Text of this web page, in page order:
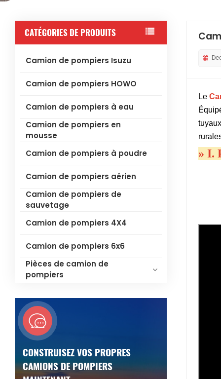
CATÉGORIES DE PRODUITS
Camion de pompiers Isuzu
Camion de pompiers HOWO
Camion de pompiers à eau
Camion de pompiers en
mousse
Camion de pompiers à poudre
Camion de pompiers aérien
Camion de pompiers de
sauvetage
Camion de pompiers 4X4
Camion de pompiers 6x6
Pièces de camion de
pompiers
CONSTRUISEZ VOS PROPRES
CAMIONS DE POMPIERS
Le
»I.